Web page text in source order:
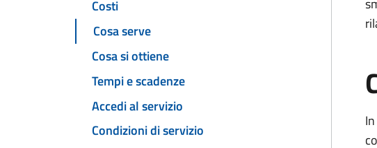
Costi
Cosa serve
Cosa si ottiene
Tempi e scadenze
Accedi al servizio
Condizioni di servizio